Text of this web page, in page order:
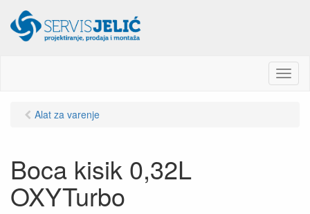
M
e
Alat za varenje
Boca kisik 0,32L
OXYTurbo